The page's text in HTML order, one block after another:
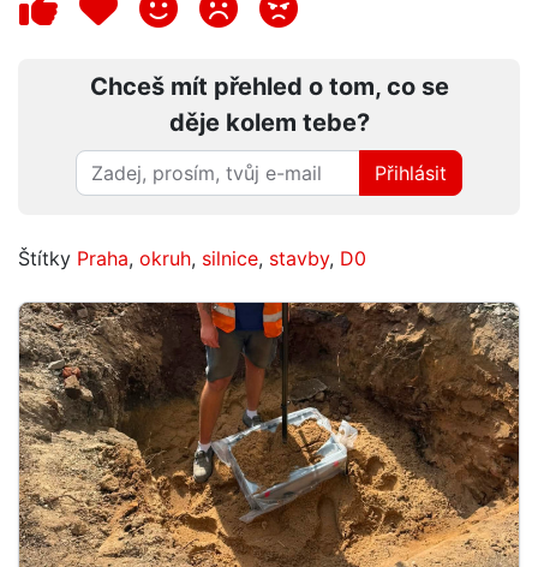
Chceš mít přehled o tom, co se
děje kolem tebe?
Přihlásit
Štítky Praha, okruh, silnice, stavby, D0